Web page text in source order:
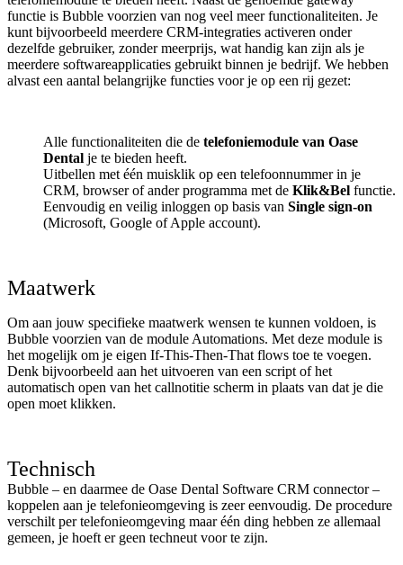
functie is Bubble voorzien van nog veel meer functionaliteiten. Je
kunt bijvoorbeeld meerdere CRM-integraties activeren onder
dezelfde gebruiker, zonder meerprijs, wat handig kan zijn als je
meerdere softwareapplicaties gebruikt binnen je bedrijf. We hebben
alvast een aantal belangrijke functies voor je op een rij gezet:
Alle functionaliteiten die de telefoniemodule van Oase
Dental je te bieden heeft.
Uitbellen met één muisklik op een telefoonnummer in je
CRM, browser of ander programma met de Klik&Bel functie.
Eenvoudig en veilig inloggen op basis van Single sign-on
(Microsoft, Google of Apple account).
Maatwerk
Om aan jouw specifieke maatwerk wensen te kunnen voldoen, is
Bubble voorzien van de module Automations. Met deze module is
het mogelijk om je eigen If-This-Then-That flows toe te voegen.
Denk bijvoorbeeld aan het uitvoeren van een script of het
automatisch open van het callnotitie scherm in plaats van dat je die
open moet klikken.
Technisch
Bubble – en daarmee de Oase Dental Software CRM connector –
koppelen aan je telefonieomgeving is zeer eenvoudig. De procedure
verschilt per telefonieomgeving maar één ding hebben ze allemaal
gemeen, je hoeft er geen techneut voor te zijn.